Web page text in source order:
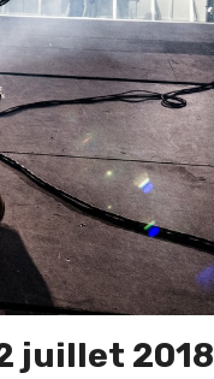
juillet 2018